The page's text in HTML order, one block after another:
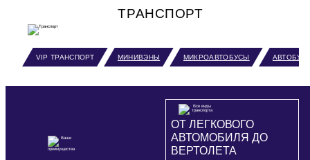
ТРАНСПОРТ
VIP ТРАНСПОРТ МИНИВЭНЫ МИКРОАВТОБУСЫ
ОТ ЛЕГКОВОГО
АВТОМОБИЛЯ ДО
ВЕРТОЛЕТА